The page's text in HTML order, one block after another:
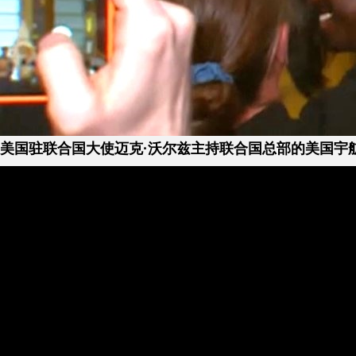
美国驻联合国大使迈克·沃尔兹主持联合国总部的美国宇